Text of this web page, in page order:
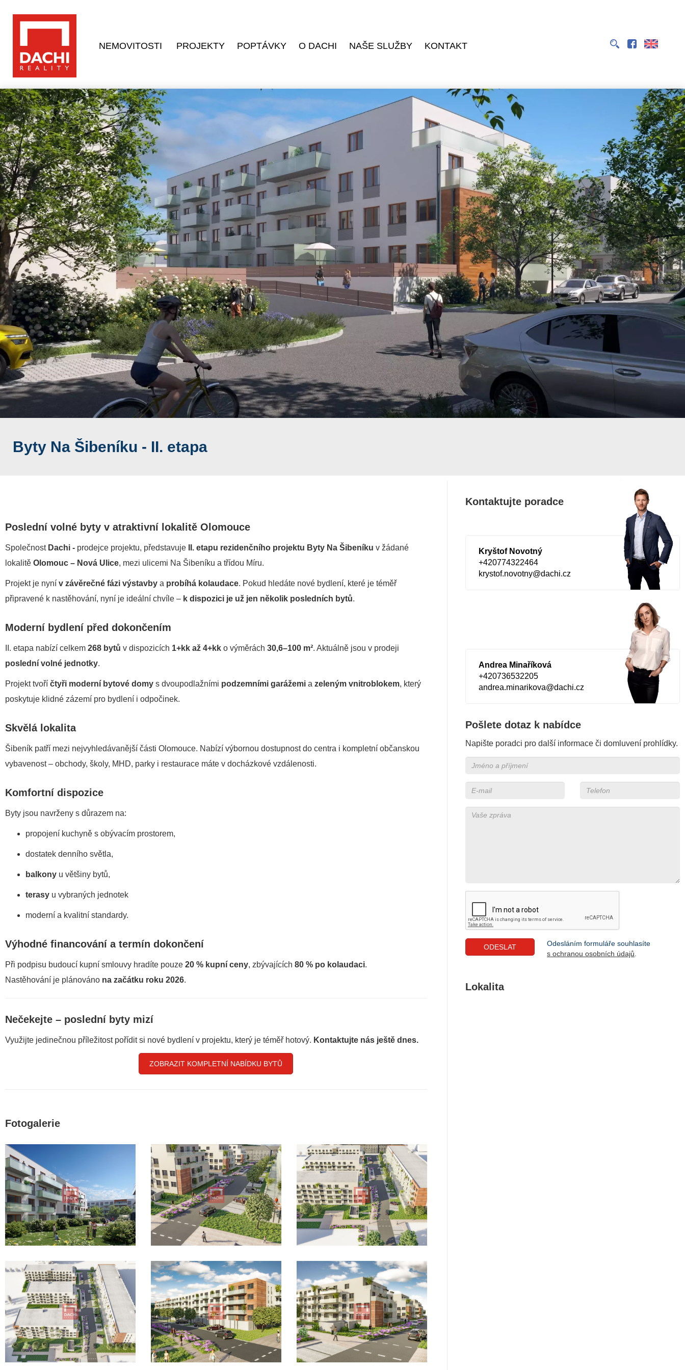
NEMOVITOSTI PROJEKTY POPTÁVKY O DACHI NAŠE SLUŽBY KONTAKT
Byty Na Šibeníku - II. etapa
Poslední volné byty v atraktivní lokalitě Olomouce
Společnost Dachi - prodejce projektu, představuje II. etapu rezidenčního projektu Byty Na Šibeníku v žádané
lokalitě Olomouc – Nová Ulice, mezi ulicemi Na Šibeníku a třídou Míru.
Projekt je nyní v závěrečné fázi výstavby a probíhá kolaudace. Pokud hledáte nové bydlení, které je téměř
připravené k nastěhování, nyní je ideální chvíle – k dispozici je už jen několik posledních bytů.
Moderní bydlení před dokončením
II. etapa nabízí celkem 268 bytů v dispozicích 1+kk až 4+kk o výměrách 30,6–100 m². Aktuálně jsou v prodeji
poslední volné jednotky.
Projekt tvoří čtyři moderní bytové domy s dvoupodlažními podzemními garážemi a zeleným vnitroblokem, který
poskytuje klidné zázemí pro bydlení i odpočinek.
Skvělá lokalita
Šibeník patří mezi nejvyhledávanější části Olomouce. Nabízí výbornou dostupnost do centra i kompletní občanskou
vybavenost – obchody, školy, MHD, parky i restaurace máte v docházkové vzdálenosti.
Komfortní dispozice
Byty jsou navrženy s důrazem na:
propojení kuchyně s obývacím prostorem,
dostatek denního světla,
balkony u většiny bytů,
terasy u vybraných jednotek
moderní a kvalitní standardy.
Výhodné financování a termín dokončení
Při podpisu budoucí kupní smlouvy hradíte pouze 20 % kupní ceny, zbývajících 80 % po kolaudaci.
Nastěhování je plánováno na začátku roku 2026.
Nečekejte – poslední byty mizí
Využijte jedinečnou příležitost pořídit si nové bydlení v projektu, který je téměř hotový. Kontaktujte nás ještě dnes.
ZOBRAZIT KOMPLETNÍ NABÍDKU BYTŮ
Fotogalerie
Kontaktujte poradce
Kryštof Novotný
+420774322464
krystof.novotny@dachi.cz
Andrea Minaříková
+420736532205
andrea.minarikova@dachi.cz
Pošlete dotaz k nabídce
Napište poradci pro další informace či domluvení prohlídky.
Odesláním formuláře souhlasíte
s ochranou osobních údajů
Lokalita